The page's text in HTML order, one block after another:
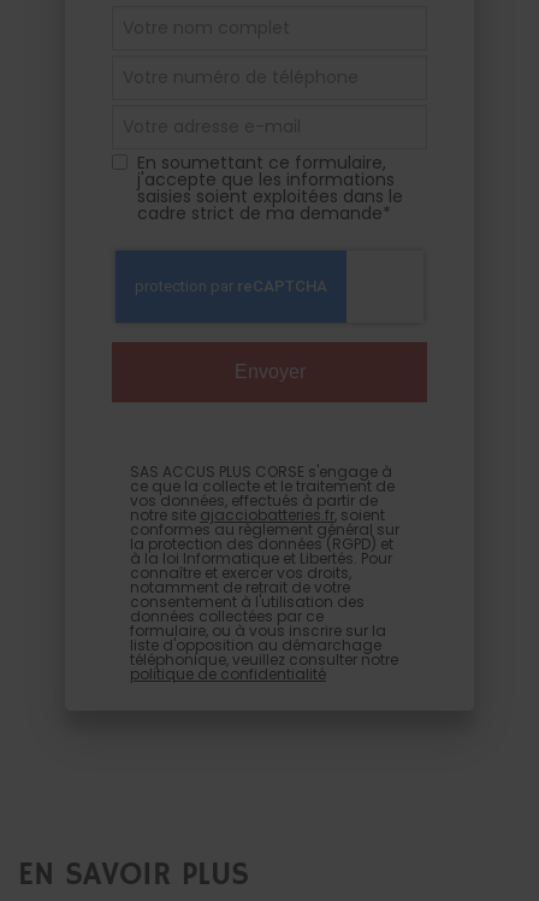
En soumettant ce formulaire,
j'accepte que les informations
saisies soient exploitées dans le
cadre strict de ma demande*
SAS ACCUS PLUS CORSE s'engage à
ce que la collecte et le traitement de
vos données, effectués à partir de
notre site ajacciobatteries.fr, soient
conformes au règlement général sur
la protection des données (RGPD) et
à la loi Informatique et Libertés. Pour
connaître et exercer vos droits,
notamment de retrait de votre
consentement à l'utilisation des
données collectées par ce
formulaire, ou à vous inscrire sur la
liste d'opposition au démarchage
téléphonique, veuillez consulter notre
politique de confidentialité
EN SAVOIR PLUS